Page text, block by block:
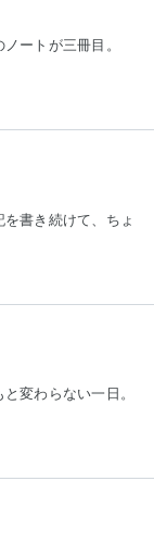
ートが三冊目。
書き続けて、ちょ
変わらない一日。